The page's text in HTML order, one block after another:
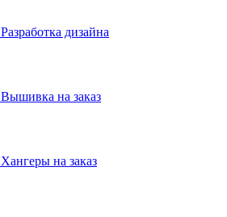
Разработка дизайна
Вышивка на заказ
Хангеры на заказ